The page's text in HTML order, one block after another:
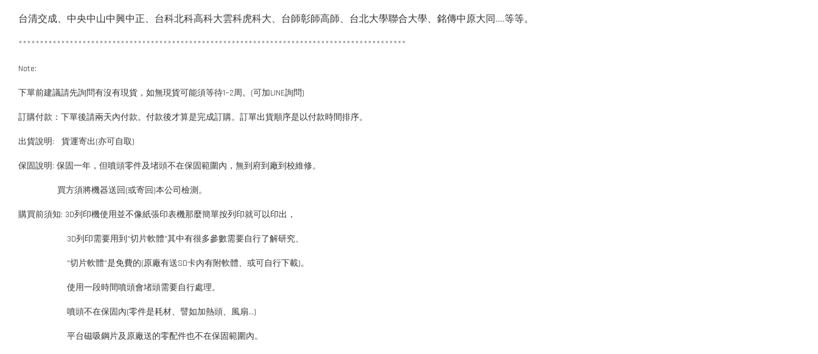
台清交成、中央中山中興中正、台科北科高科大雲科虎科大、台師彰師高師、台北大學聯合大學、銘傳中原大同.....等等。
*******************************************************************************************
Note:
下單前建議請先詢問有沒有現貨，如無現貨可能須等待1~2周。(可加LINE詢問)
訂購付款：下單後請兩天內付款。付款後才算是完成訂購。訂單出貨順序是以付款時間排序。
出貨說明: 貨運寄出(亦可自取)
保固說明: 保固一年，但噴頭零件及堵頭不在保固範圍內，無到府到廠到校維修。
買方須將機器送回(或寄回)本公司檢測。
購買前須知: 3D列印機使用並不像紙張印表機那麼簡單按列印就可以印出，
3D列印需要用到"切片軟體"其中有很多參數需要自行了解研究、
"切片軟體"是免費的(原廠有送SD卡內有附軟體、或可自行下載)。
使用一段時間噴頭會堵頭需要自行處理。
噴頭不在保固內(零件是耗材、譬如加熱頭、風扇...)
平台磁吸鋼片及原廠送的零配件也不在保固範圍內。